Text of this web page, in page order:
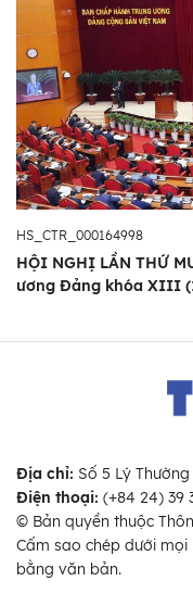
HS_CTR_000164998
HỘI NGHỊ LẦN THỨ
ương Đảng khóa XIII
Địa chỉ: Số 5 Lý
Điện thoại: (+84 24) 39
© Bản quyền thuộc
Cấm sao chép dưới mọi
bằng văn bản.